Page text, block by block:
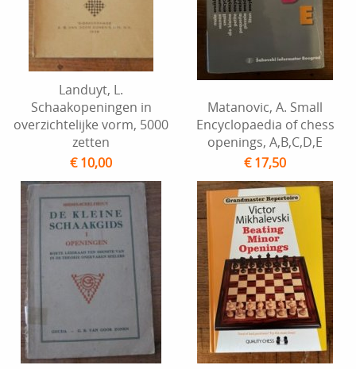
Landuyt, L.
Schaakopeningen in
overzichtelijke vorm, 5000
zetten
€ 10,00
Matanovic, A. Small
Encyclopaedia of chess
openings, A,B,C,D,E
€ 17,50